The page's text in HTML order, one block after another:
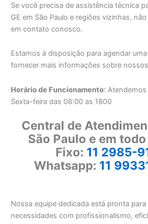
Se você precisa de assistência técnica
GE em São Paulo e regiões vizinhas,
em contato conosco.
Estamos à disposição para agendar
fornecer mais informações sobre
Horário de Funcionamento:
Sexta-feira das 08:00 as 1800
Central de
São Paulo e em
Fixo: 11 2985-
Whatsapp: 11
Nossa equipe dedicada está pronta
necessidades com profissionalismo,